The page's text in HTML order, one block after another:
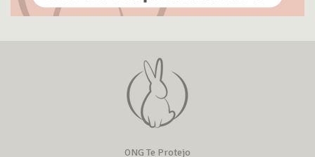
ONG Te Protejo